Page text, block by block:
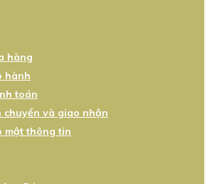
hàng
hành
toán
chuyển và giao nhận
mật thông tin